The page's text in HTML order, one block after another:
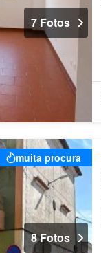
7 Fotos
muita procura
8 Fotos